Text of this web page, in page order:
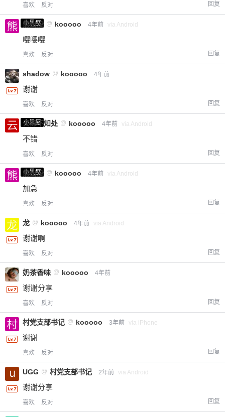
喜欢 反对 回复
小黑屋
熊出没 @ kooooo 4年前 via Android
嘤嘤嘤
喜欢 反对 回复
shadow @ kooooo 4年前
谢谢
喜欢 反对 回复
小黑屋
云深不知处 @ kooooo 4年前 via Android
不错
喜欢 反对 回复
小黑屋
熊出没 @ kooooo 4年前 via Android
加急
喜欢 反对 回复
龙 @ kooooo 4年前 via Android
谢谢啊
喜欢 反对 回复
奶茶香味 @ kooooo 4年前
谢谢分享
喜欢 反对 回复
村党支部书记 @ kooooo 3年前 via iPhone
谢谢
喜欢 反对 回复
UGG @ 村党支部书记 2年前 via Android
谢谢分享
喜欢 反对 回复